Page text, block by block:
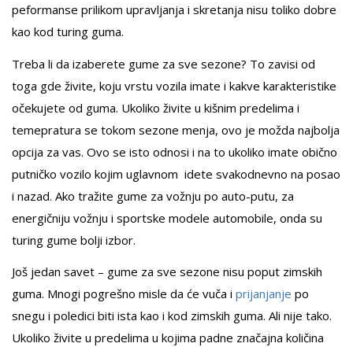
peformanse prilikom upravljanja i skretanja nisu toliko dobre
kao kod turing guma.
Treba li da izaberete gume za sve sezone? To zavisi od
toga gde živite, koju vrstu vozila imate i kakve karakteristike
očekujete od guma. Ukoliko živite u kišnim predelima i
temepratura se tokom sezone menja, ovo je možda najbolja
opcija za vas. Ovo se isto odnosi i na to ukoliko imate obično
putničko vozilo kojim uglavnom idete svakodnevno na posao
i nazad. Ako tražite gume za vožnju po auto-putu, za
energičniju vožnju i sportske modele automobile, onda su
turing gume bolji izbor.
Još jedan savet – gume za sve sezone nisu poput zimskih
guma. Mnogi pogrešno misle da će vuča i prijanjanje po
snegu i poledici biti ista kao i kod zimskih guma. Ali nije tako.
Ukoliko živite u predelima u kojima padne značajna količina